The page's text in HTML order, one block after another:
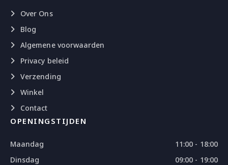
Over Ons
Blog
Algemene voorwaarden
Privacy beleid
Verzending
Winkel
Contact
OPENINGSTIJDEN
Maandag
11:00 - 18:00
Dinsdag
09:00 - 19:00